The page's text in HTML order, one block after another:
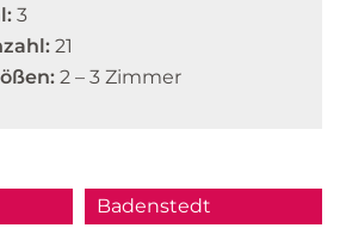
3
21
2 – 3 Zimmer
Badenstedt